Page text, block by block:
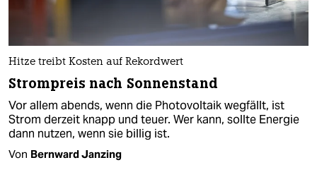
Hitze treibt Kosten auf Rekordwert
Strompreis nach Sonnenstand
Vor allem abends, wenn die Photovoltaik wegfällt, ist
Strom derzeit knapp und teuer. Wer kann, sollte Energie
dann nutzen, wenn sie billig ist.
Von Bernward Janzing